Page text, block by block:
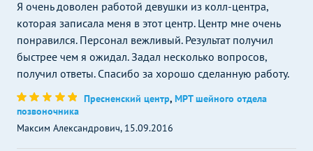
Я очень доволен работой девушки из колл-центра,
которая записала меня в этот центр. Центр мне очень
понравился. Персонал вежливый. Результат получил
быстрее чем я ожидал. Задал несколько вопросов,
получил ответы. Спасибо за хорошо сделанную работу.
Пресненский центр,МРТ шейного отдела
позвоночника
Максим Александрович, 15.09.2016